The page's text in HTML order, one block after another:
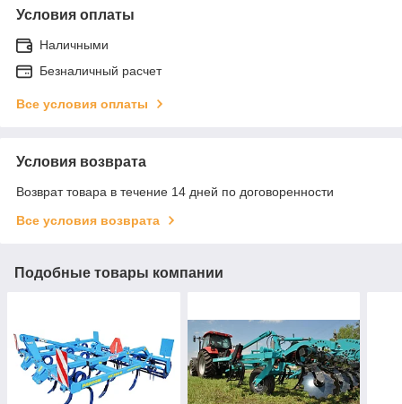
Условия оплаты
Наличными
Безналичный расчет
Все условия оплаты
Условия возврата
Возврат товара в течение 14 дней по договоренности
Все условия возврата
Подобные товары компании